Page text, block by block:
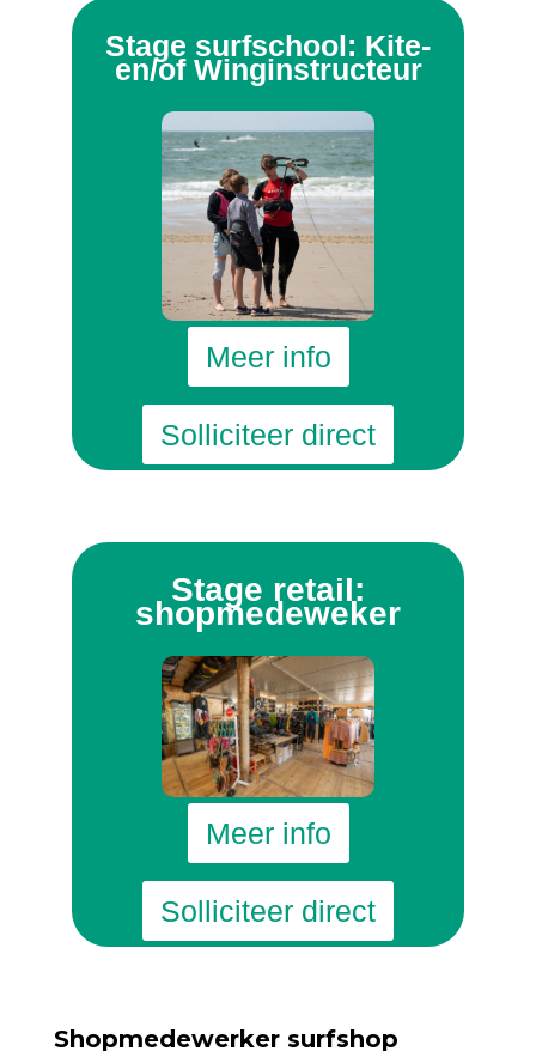
Stage surfschool: Kite-
en/of Winginstructeur
Meer info
Solliciteer direct
Stage retail:
shopmedeweker
Meer info
Solliciteer direct
Shopmedewerker surfshop